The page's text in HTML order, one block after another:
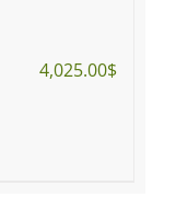
4,025.00$